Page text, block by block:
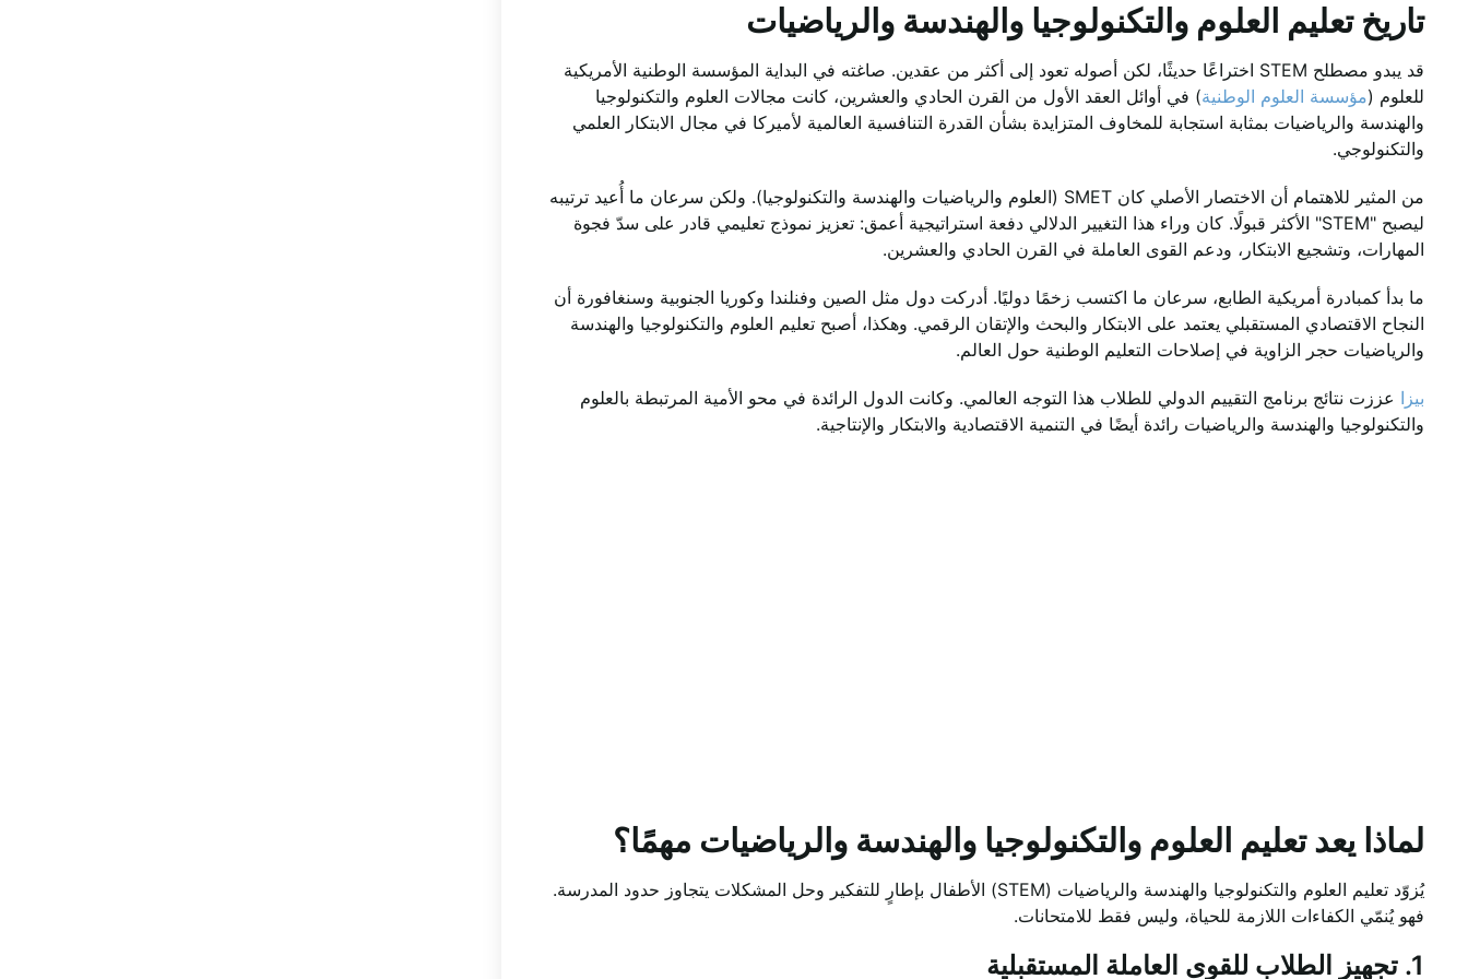
تاريخ تعليم العلوم والتكنولوجيا والهندسة والرياضيات
قد يبدو مصطلح STEM اختراعًا حديثًا، لكن أصوله تعود إلى أكثر من عقدين. صاغته في البداية المؤسسة الوطنية الأمريكية
للعلوم (مؤسسة العلوم الوطنية) في أوائل العقد الأول من القرن الحادي والعشرين، كانت مجالات العلوم والتكنولوجيا
والهندسة والرياضيات بمثابة استجابة للمخاوف المتزايدة بشأن القدرة التنافسية العالمية لأميركا في مجال الابتكار العلمي
والتكنولوجي.
من المثير للاهتمام أن الاختصار الأصلي كان SMET (العلوم والرياضيات والهندسة والتكنولوجيا). ولكن سرعان ما أُعيد ترتيبه
ليصبح "STEM" الأكثر قبولًا. كان وراء هذا التغيير الدلالي دفعة استراتيجية أعمق: تعزيز نموذج تعليمي قادر على سدّ فجوة
المهارات، وتشجيع الابتكار، ودعم القوى العاملة في القرن الحادي والعشرين.
ما بدأ كمبادرة أمريكية الطابع، سرعان ما اكتسب زخمًا دوليًا. أدركت دول مثل الصين وفنلندا وكوريا الجنوبية وسنغافورة أن
النجاح الاقتصادي المستقبلي يعتمد على الابتكار والبحث والإتقان الرقمي. وهكذا، أصبح تعليم العلوم والتكنولوجيا والهندسة
والرياضيات حجر الزاوية في إصلاحات التعليم الوطنية حول العالم.
بيزا عززت نتائج برنامج التقييم الدولي للطلاب هذا التوجه العالمي. وكانت الدول الرائدة في محو الأمية المرتبطة بالعلوم
والتكنولوجيا والهندسة والرياضيات رائدة أيضًا في التنمية الاقتصادية والابتكار والإنتاجية.
لماذا يعد تعليم العلوم والتكنولوجيا والهندسة والرياضيات مهمًا؟
يُزوّد تعليم العلوم والتكنولوجيا والهندسة والرياضيات (STEM) الأطفال بإطارٍ للتفكير وحل المشكلات يتجاوز حدود المدرسة.
فهو يُنمّي الكفاءات اللازمة للحياة، وليس فقط للامتحانات.
1. تجهيز الطلاب للقوى العاملة المستقبلية